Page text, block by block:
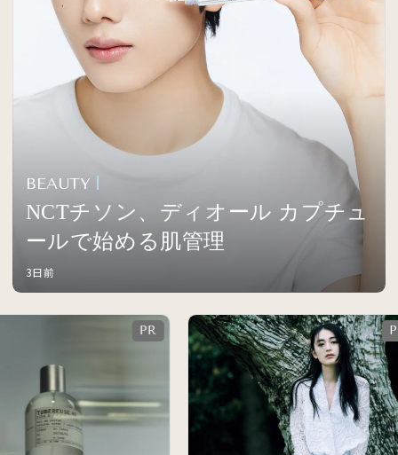
BEAUTY
NCTチソン、ディオール カプチュ
ールで始める肌管理
3日前